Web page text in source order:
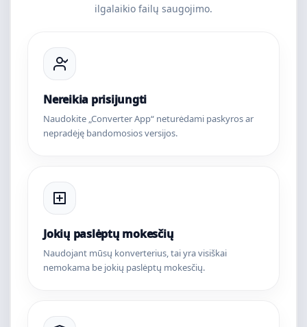
ilgalaikio failų saugojimo.
Nereikia prisijungti
Naudokite „Converter App“ neturėdami paskyros ar
nepradėję bandomosios versijos.
Jokių paslėptų mokesčių
Naudojant mūsų konverterius, tai yra visiškai
nemokama be jokių paslėptų mokesčių.